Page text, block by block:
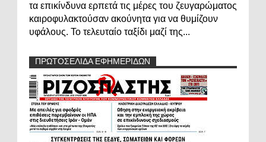
τα επικίνδυνα ερπετά τις μέρες του ζευγαρώματος
καιροφυλακτούσαν ακούνητα για να θυμίζουν
υφάλους. Το τελευταίο ταξίδι μαζί της...
ΠΡΩΤΟΣΕΛΙΔΑ ΕΦΗΜΕΡΙΔΩΝ